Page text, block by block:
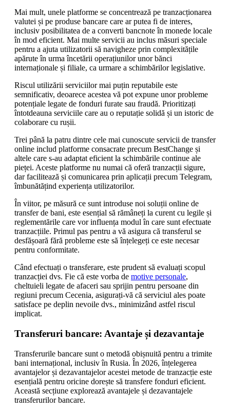
Mai mult, unele platforme se concentrează pe tranzacționarea
valutei și pe produse bancare care ar putea fi de interes,
inclusiv posibilitatea de a converti bancnote în monede locale
în mod eficient. Mai multe servicii au inclus măsuri speciale
pentru a ajuta utilizatorii să navigheze prin complexitățile
apărute în urma încetării operațiunilor unor bănci
internaționale și filiale, ca urmare a schimbărilor legislative.
Riscul utilizării serviciilor mai puțin reputabile este
semnificativ, deoarece acestea vă pot expune unor probleme
potențiale legate de fonduri furate sau fraudă. Prioritizați
întotdeauna serviciile care au o reputație solidă și un istoric de
colaborare cu rușii.
Trei până la patru dintre cele mai cunoscute servicii de transfer
online includ platforme consacrate precum BestChange și
altele care s-au adaptat eficient la schimbările continue ale
pieței. Aceste platforme nu numai că oferă tranzacții sigure,
dar facilitează și comunicarea prin aplicații precum Telegram,
îmbunătățind experiența utilizatorilor.
În viitor, pe măsură ce sunt introduse noi soluții online de
transfer de bani, este esențial să rămâneți la curent cu legile și
reglementările care vor influența modul în care sunt efectuate
tranzacțiile. Primul pas pentru a vă asigura că transferul se
desfășoară fără probleme este să înțelegeți ce este necesar
pentru conformitate.
Când efectuați o transferare, este prudent să evaluați scopul
tranzacției dvs. Fie că este vorba de motive personale,
cheltuieli legate de afaceri sau sprijin pentru persoane din
regiuni precum Cecenia, asigurați-vă că serviciul ales poate
satisface pe deplin nevoile dvs., minimizând astfel riscul
implicat.
Transferuri bancare: Avantaje și dezavantaje
Transferurile bancare sunt o metodă obișnuită pentru a trimite
bani internațional, inclusiv în Rusia. În 2026, înțelegerea
avantajelor și dezavantajelor acestei metode de tranzacție este
esențială pentru oricine dorește să transfere fonduri eficient.
Această secțiune explorează avantajele și dezavantajele
transferurilor bancare.